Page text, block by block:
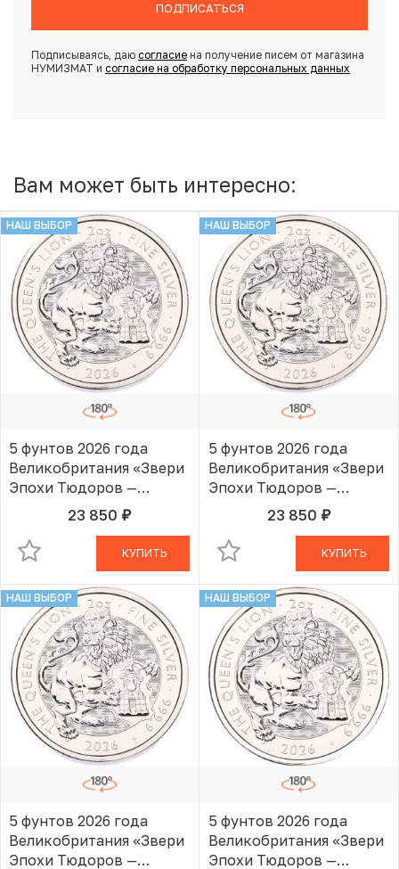
ПОДПИСАТЬСЯ
Подписываясь, даю согласиена получение писем от магазина
НУМИЗМАТ и согласие на обработку персональных данных
Вам может быть интересно:
НАШ ВЫБОР
5 фунтов 2026 года
Великобритания «Звери
Эпохи Тюдоров —
Королевский Лев»
23 850 руб.
В КОРЗИНЕ
КУПИТЬ
НАШ ВЫБОР
5 фунтов 2026 года
Великобритания «Звери
Эпохи Тюдоров —
Королевский Лев»
23 850 руб.
В КОРЗИНЕ
КУПИТЬ
НАШ ВЫБОР
5 фунтов 2026 года
Великобритания «Звери
Эпохи Тюдоров —
НАШ ВЫБОР
5 фунтов 2026 года
Великобритания «Звери
Эпохи Тюдоров —